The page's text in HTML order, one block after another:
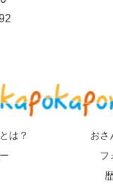
は？
おさ
フ